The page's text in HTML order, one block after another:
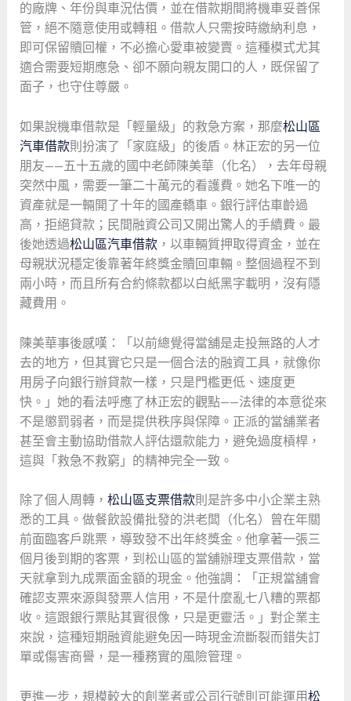
的廠牌、年份與車況估價，並在借款期間將機車妥善保
管，絕不隨意使用或轉租。借款人只需按時繳納利息，
即可保留贖回權，不必擔心愛車被變賣。這種模式尤其
適合需要短期應急、卻不願向親友開口的人，既保留了
面子，也守住尊嚴。
如果說機車借款是「輕量級」的救急方案，那麼松山區
汽車借款則扮演了「家庭級」的後盾。林正宏的另一位
朋友——五十五歲的國中老師陳美華（化名），去年母親
突然中風，需要一筆二十萬元的看護費。她名下唯一的
資產就是一輛開了十年的國產轎車。銀行評估車齡過
高，拒絕貸款；民間融資公司又開出驚人的手續費。最
後她透過松山區汽車借款，以車輛質押取得資金，並在
母親狀況穩定後靠著年終獎金贖回車輛。整個過程不到
兩小時，而且所有合約條款都以白紙黑字載明，沒有隱
藏費用。
陳美華事後感嘆：「以前總覺得當舖是走投無路的人才
去的地方，但其實它只是一個合法的融資工具，就像你
用房子向銀行辦貸款一樣，只是門檻更低、速度更
快。」她的看法呼應了林正宏的觀點——法律的本意從來
不是懲罰弱者，而是提供秩序與保障。正派的當舖業者
甚至會主動協助借款人評估還款能力，避免過度槓桿，
這與「救急不救窮」的精神完全一致。
除了個人周轉， 松山區支票借款則是許多中小企業主熟
悉的工具。做餐飲設備批發的洪老闆（化名）曾在年關
前面臨客戶跳票，導致發不出年終獎金。他拿著一張三
個月後到期的客票，到松山區的當舖辦理支票借款，當
天就拿到九成票面金額的現金。他強調：「正規當舖會
確認支票來源與發票人信用，不是什麼亂七八糟的票都
收。這跟銀行票貼其實很像，只是更靈活。」對企業主
來說，這種短期融資能避免因一時現金流斷裂而錯失訂
單或傷害商譽，是一種務實的風險管理。
更進一步，規模較大的創業者或公司行號則可能運用松